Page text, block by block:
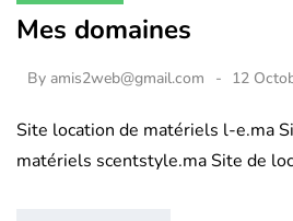
Mes domaines
By amis2web@gmail.com 12
Site location de matériels l-e.ma
matériels scentstyle.ma Site de